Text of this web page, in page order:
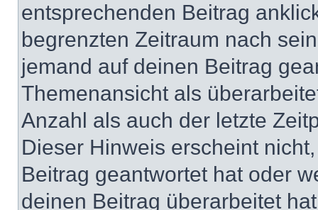
entsprechenden Beitrag
begrenzten Zeitraum nach
jemand auf deinen Beitrag
Themenansicht als
Anzahl als auch der letzte
Dieser Hinweis erscheint
Beitrag geantwortet hat oder
deinen Beitrag überarbeitet